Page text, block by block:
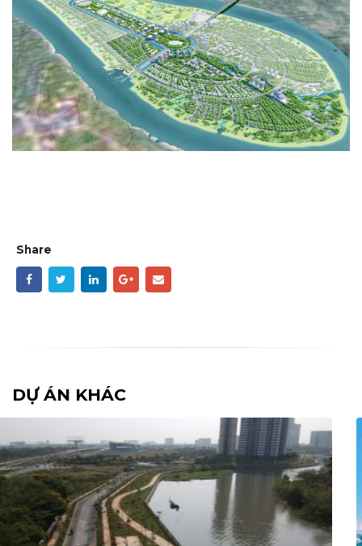
Đại Phước Lotus
Địa điểm: Nhơn Trạch, Đồng Nai
Chủ đầu tư: Công ty cổ phần Vina Đại Phước (Tập
đoàn CFLD)
Thời gian: 2019-2021
Hạng mục công việc: Thi Công hệ thống hạ tầng
kỹ thuật zone 4B
Share